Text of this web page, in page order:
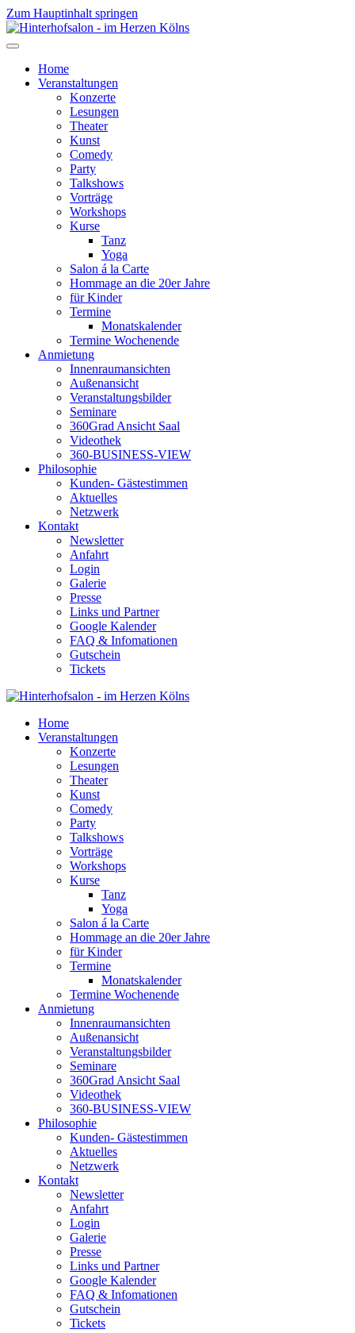
Zum Hauptinhalt springen
Home
Veranstaltungen
Konzerte
Lesungen
Theater
Kunst
Comedy
Party
Talkshows
Vorträge
Workshops
Kurse
Tanz
Yoga
Salon á la Carte
Hommage an die 20er Jahre
für Kinder
Termine
Monatskalender
Termine Wochenende
Anmietung
Innenraumansichten
Außenansicht
Veranstaltungsbilder
Seminare
360Grad Ansicht Saal
Videothek
360-BUSINESS-VIEW
Philosophie
Kunden- Gästestimmen
Aktuelles
Netzwerk
Kontakt
Newsletter
Anfahrt
Login
Galerie
Presse
Links und Partner
Google Kalender
FAQ & Infomationen
Gutschein
Tickets
Home
Veranstaltungen
Konzerte
Lesungen
Theater
Kunst
Comedy
Party
Talkshows
Vorträge
Workshops
Kurse
Tanz
Yoga
Salon á la Carte
Hommage an die 20er Jahre
für Kinder
Termine
Monatskalender
Termine Wochenende
Anmietung
Innenraumansichten
Außenansicht
Veranstaltungsbilder
Seminare
360Grad Ansicht Saal
Videothek
360-BUSINESS-VIEW
Philosophie
Kunden- Gästestimmen
Aktuelles
Netzwerk
Kontakt
Newsletter
Anfahrt
Login
Galerie
Presse
Links und Partner
Google Kalender
FAQ & Infomationen
Gutschein
Tickets